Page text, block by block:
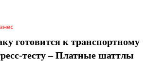
готовится к транспортному
тесту – Платные шаттлы